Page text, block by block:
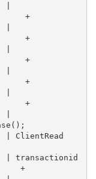
+
+
+
+
+
| ClientRead
| transactionid
+